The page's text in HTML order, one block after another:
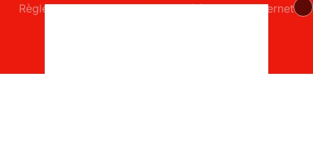
Règlements des jeux concours téléphone et internet